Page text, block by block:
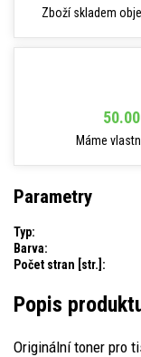
Zboží skladem
Máme
Parametry
Typ:
Barva:
Počet stran [str.]:
Popis
Originální toner pro